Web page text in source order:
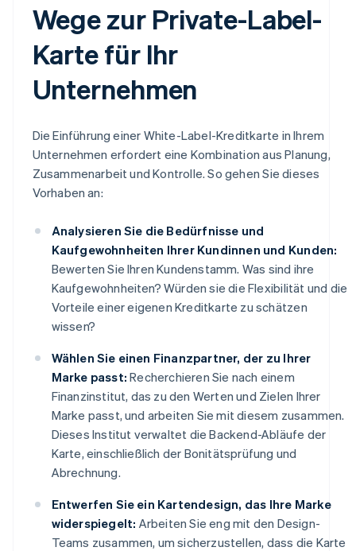
Wege zur Private-Label-
Karte für Ihr
Unternehmen
Die Einführung einer White-Label-Kreditkarte in Ihrem
Unternehmen erfordert eine Kombination aus Planung,
Zusammenarbeit und Kontrolle. So gehen Sie dieses
Vorhaben an:
Analysieren Sie die Bedürfnisse und
Kaufgewohnheiten Ihrer Kundinnen und Kunden:
Bewerten Sie Ihren Kundenstamm. Was sind ihre
Kaufgewohnheiten? Würden sie die Flexibilität und die
Vorteile einer eigenen Kreditkarte zu schätzen
wissen?
Wählen Sie einen Finanzpartner, der zu Ihrer
Marke passt: Recherchieren Sie nach einem
Finanzinstitut, das zu den Werten und Zielen Ihrer
Marke passt, und arbeiten Sie mit diesem zusammen.
Dieses Institut verwaltet die Backend-Abläufe der
Karte, einschließlich der Bonitätsprüfung und
Abrechnung.
Entwerfen Sie ein Kartendesign, das Ihre Marke
widerspiegelt: Arbeiten Sie eng mit den Design-
Teams zusammen, um sicherzustellen, dass die Karte